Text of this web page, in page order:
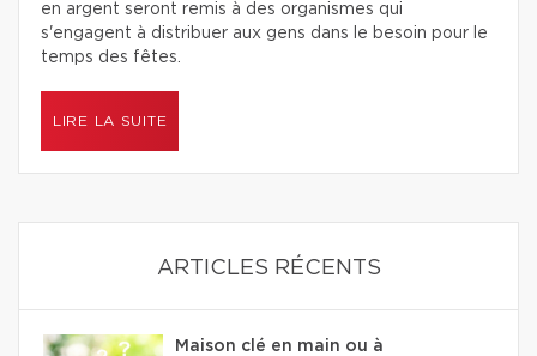
en argent seront remis à des organismes qui
s'engagent à distribuer aux gens dans le besoin pour le
temps des fêtes.
LIRE LA SUITE
ARTICLES RÉCENTS
Maison clé en main ou à